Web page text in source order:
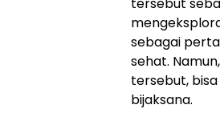
sebagai
sehat.
tersebut,
bijaksana.